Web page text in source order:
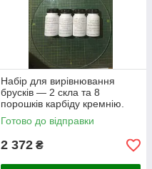
Набір для вирівнювання
брусків — 2 скла та 8
порошків карбіду кремнію.
Готово до відправки
2 372 ₴